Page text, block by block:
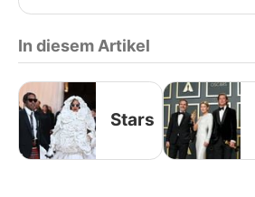
In diesem Artikel
Stars